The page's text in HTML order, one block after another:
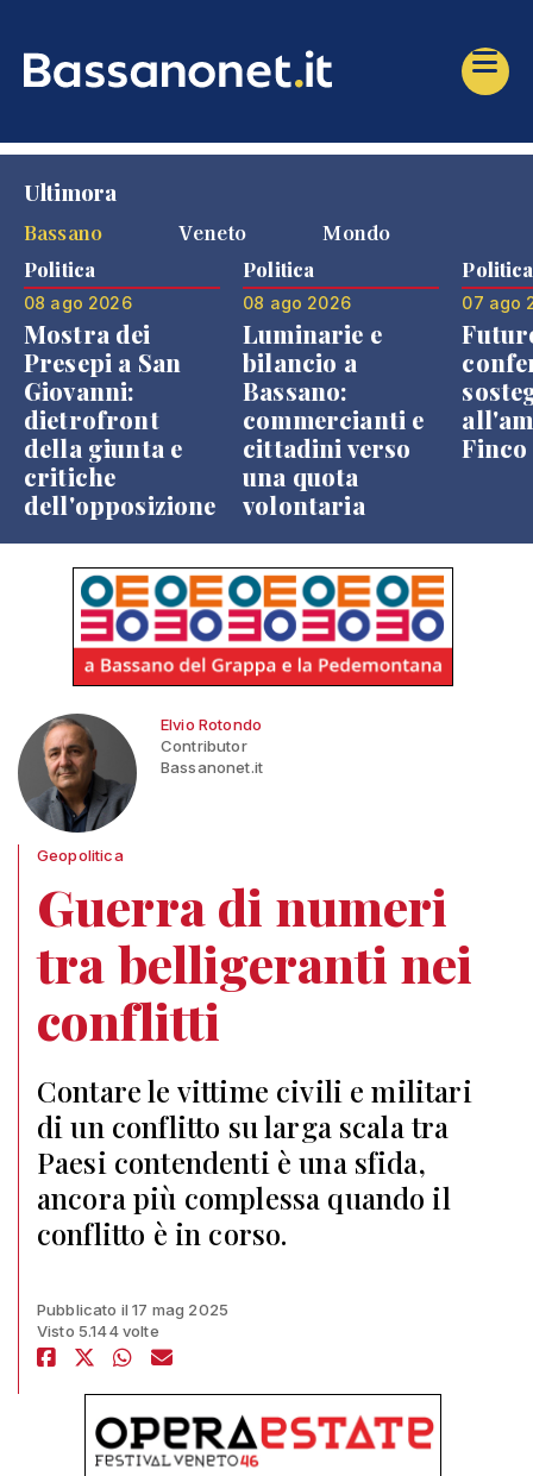
Ultimora
Bassano
Veneto Mondo
Politica
08 ago 2026
Mostra dei
Presepi a San
Giovanni:
dietrofront
della giunta e
critiche
dell'opposizione
Politica
08 ago 2026
Luminarie e
bilancio a
Bassano:
commercianti e
cittadini verso
una quota
volontaria
Politica
07 ago
Finco
Elvio Rotondo
Contributor
Bassanonet.it
Geopolitica
Guerra di numeri
tra belligeranti nei
conflitti
Contare le vittime civili e militari
di un conflitto su larga scala tra
Paesi contendenti è una sfida,
ancora più complessa quando il
conflitto è in corso.
Pubblicato il 17 mag 2025
Visto 5.144 volte